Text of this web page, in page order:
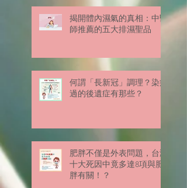
揭開體內濕氣的真相：中醫
師推薦的五大排濕聖品
何謂「長新冠」調理？染疫
過的後遺症有那些？
肥胖不僅是外表問題，台灣
十大死因中竟多達8項與肥
胖有關！？